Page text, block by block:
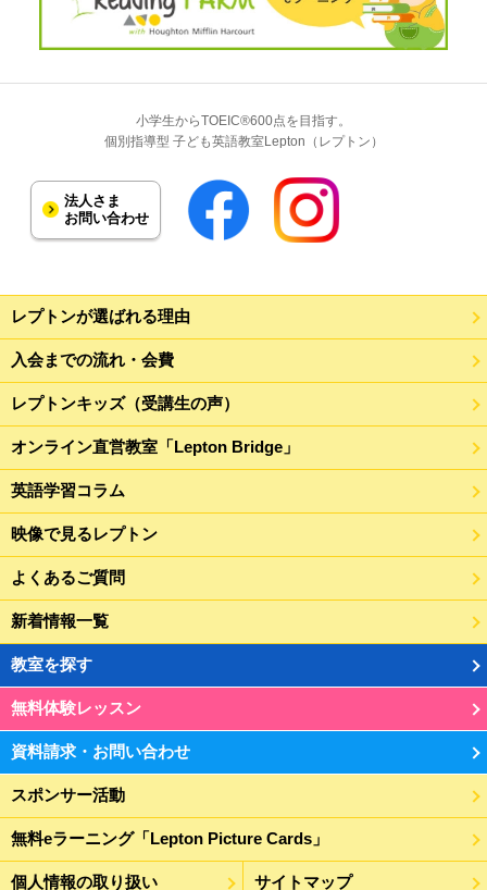
小学生からTOEIC®600点を目指す。
個別指導型 子ども英語教室Lepton（レプトン）
法人さま
お問い合わせ
レプトンが選ばれる理由
入会までの流れ・会費
レプトンキッズ（受講生の声）
オンライン直営教室「Lepton Bridge」
英語学習コラム
映像で見るレプトン
よくあるご質問
新着情報一覧
教室を探す
無料体験レッスン
資料請求・お問い合わせ
スポンサー活動
無料eラーニング「Lepton Picture Cards」
個人情報の取り扱い サイトマップ